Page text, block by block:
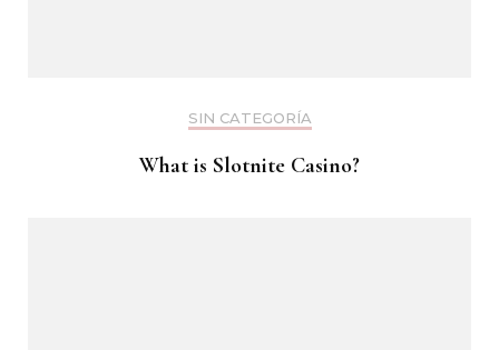
SIN CATEGORÍA
What is Slotnite Casino?